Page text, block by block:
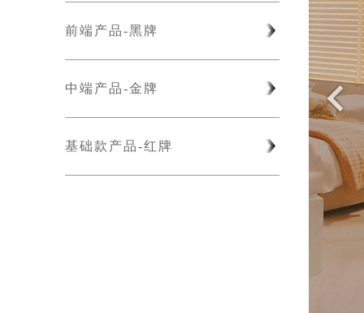
前端产品-黑牌
中端产品-金牌
基础款产品-红牌